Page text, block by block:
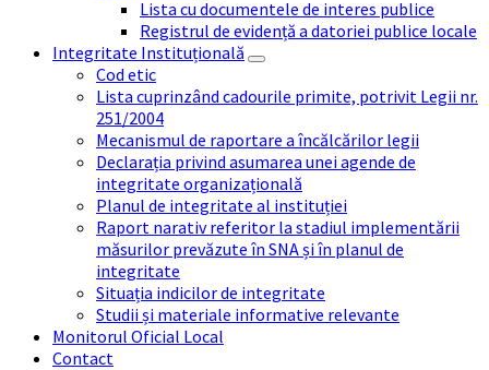
Lista cu documentele de interes publice
Registrul de evidență a datoriei publice locale
Integritate Instituțională
Cod etic
Lista cuprinzând cadourile primite, potrivit Legii nr.
251/2004
Mecanismul de raportare a încălcărilor legii
Declarația privind asumarea unei agende de
integritate organizațională
Planul de integritate al instituției
Raport narativ referitor la stadiul implementării
măsurilor prevăzute în SNA și în planul de
integritate
Situația indicilor de integritate
Studii și materiale informative relevante
Monitorul Oficial Local
Contact